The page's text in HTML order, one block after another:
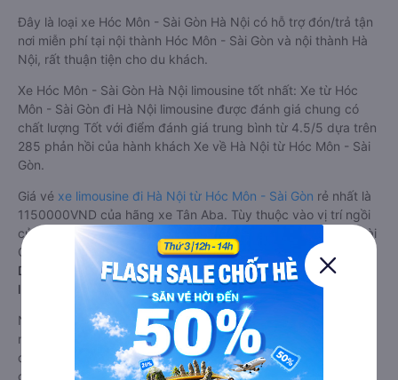
Đây là loại xe Hóc Môn - Sài Gòn Hà Nội có hỗ trợ đón/trả tận
nơi miễn phí tại nội thành Hóc Môn - Sài Gòn và nội thành Hà
Nội, rất thuận tiện cho du khách.
Xe Hóc Môn - Sài Gòn Hà Nội limousine tốt nhất: Xe từ Hóc
Môn - Sài Gòn đi Hà Nội limousine được đánh giá chung có
chất lượng Tốt với điểm đánh giá trung bình từ 4.5/5 dựa trên
285 phản hồi của hành khách Xe về Hà Nội từ Hóc Môn - Sài
Gòn.
Giá vé xe limousine đi Hà Nội từ Hóc Môn - Sài Gòn rẻ nhất là
1150000VND của hãng xe Tân Aba. Tùy thuộc vào vị trí ngồi
của bạn và chương trình khuyến mãi, giá vé Xe Hóc Môn - Sài
Gòn đi Hà Nội limousine này có thể sẽ rẻ hơn
Dòng xe đi Hà Nội từ Hóc Môn - Sài Gòn giường nằm chất
lượng cao: Thoải mái, giá cả tốt nhất
Những nhà xe đi Hà Nội từ Hóc Môn - Sài Gòn đều sở hữu
những xe giường nằm chất lượng cao. Trên xe được trang bị
đầy đủ các trang thiết bị hiện đại phục vụ cho nhu cầu di
chuyển của hành khách. Bên cạnh đó, các hãng xe khách